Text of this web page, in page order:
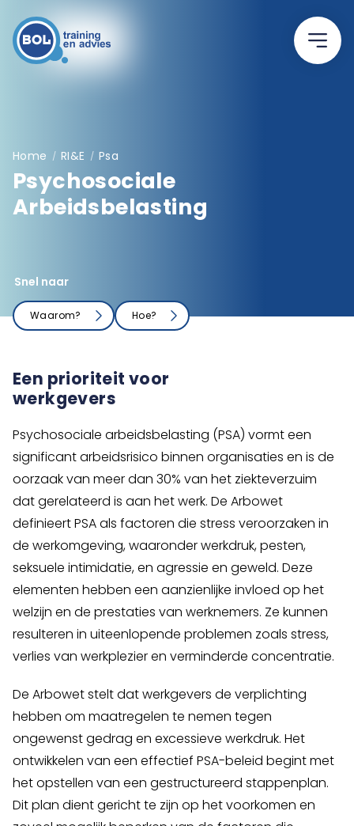
Home / RI&E / Psa
Psychosociale
Arbeidsbelasting
Snel naar
Waarom? Hoe?
Een prioriteit voor
werkgevers
Psychosociale arbeidsbelasting (PSA) vormt een
significant arbeidsrisico binnen organisaties en is de
oorzaak van meer dan 30% van het ziekteverzuim
dat gerelateerd is aan het werk. De Arbowet
definieert PSA als factoren die stress veroorzaken in
de werkomgeving, waaronder werkdruk, pesten,
seksuele intimidatie, en agressie en geweld. Deze
elementen hebben een aanzienlijke invloed op het
welzijn en de prestaties van werknemers. Ze kunnen
resulteren in uiteenlopende problemen zoals stress,
verlies van werkplezier en verminderde concentratie.
De Arbowet stelt dat werkgevers de verplichting
hebben om maatregelen te nemen tegen
ongewenst gedrag en excessieve werkdruk. Het
ontwikkelen van een effectief PSA-beleid begint met
het opstellen van een gestructureerd stappenplan.
Dit plan dient gericht te zijn op het voorkomen en